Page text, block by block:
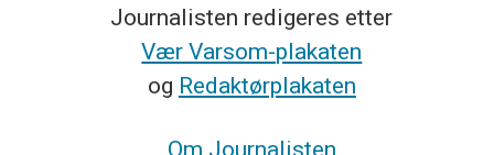
Journalisten redigeres etter
Vær Varsom-plakaten
og Redaktørplakaten
Om Journalisten